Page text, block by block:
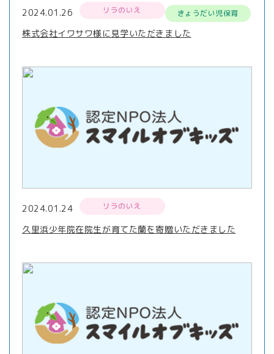
2024.01.26 リラのいえ きょうだい児保育
株式会社イワサワ様に見学いただきました
2024.01.24 リラのいえ
久里浜少年院在院生が育てた蘭を寄贈いただきました